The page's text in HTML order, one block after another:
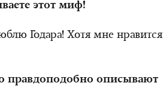
этот миф!
Годара! Хотя мне нравится
правдоподобно описывают